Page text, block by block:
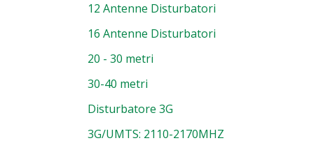
12 Antenne Disturbatori
16 Antenne Disturbatori
20 - 30 metri
30-40 metri
Disturbatore 3G
3G/UMTS: 2110-2170MHZ